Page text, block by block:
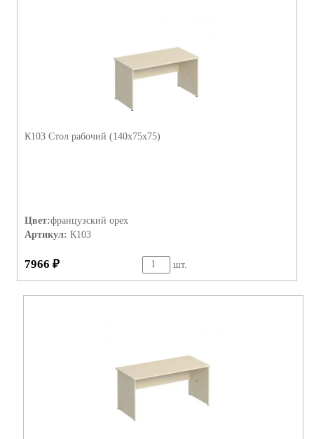
К103 Стол рабочий (140х75х75)
Цвет:французский орех
Артикул: К103
7966 ₽ шт.